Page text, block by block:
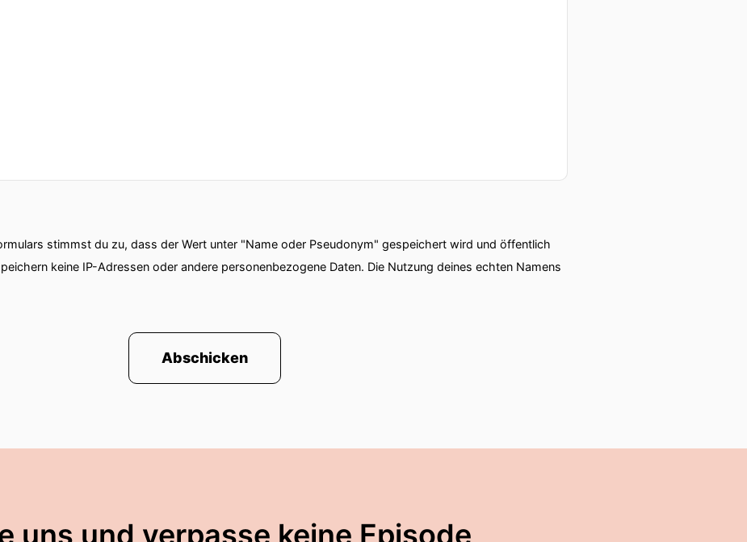
stimmst du zu, dass der Wert unter "Name oder Pseudonym" gespeichert wird und öffentlich
keine IP-Adressen oder andere personenbezogene Daten. Die Nutzung deines echten Namens
Abschicken
uns und verpasse keine Episode